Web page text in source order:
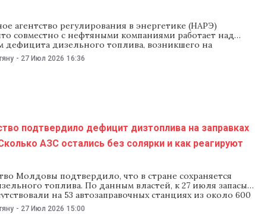
агентство регулирования в энергетике (НАРЭ)
совместно с нефтяными компаниями работает над
дефицита дизельного топлива, возникшего на
автозаправочных станций в Молдове. Ведомство
что сейчас принимают меры для пополнения запасов
- 27 Июл 2026 16:36
подтвердило дефицит дизтоплива на заправках
АЗС остались без солярки и как реагируют
Молдовы подтвердило, что в стране сохраняется
топлива. По данным властей, к 27 июля запасы
на 53 автозаправочных станциях из около 600
в стране. В то же время в кабмине заверили, что в
- 27 Июл 2026 15:00